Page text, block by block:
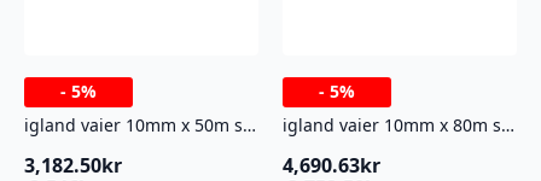
- 5%
igland vaier 10mm x 50m ståltau
3,182.50kr
- 5%
igland vaier 10mm x 80m ståltau
4,690.63kr